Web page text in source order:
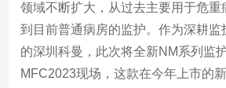
领域不断扩大，从过去主要用于危重
到目前普通病房的监护。作为深耕监
的深圳科曼，此次将全新NM系列监
MFC2023现场，这款在今年上市的